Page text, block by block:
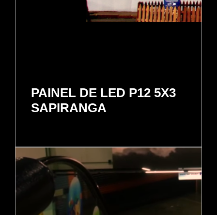
PAINEL DE LED P12 5X3
SAPIRANGA